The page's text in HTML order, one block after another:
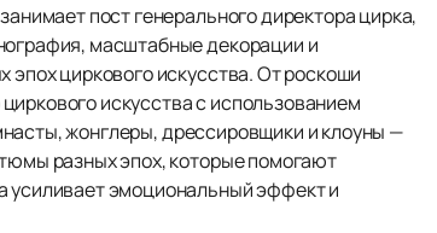
пост генерального директора цирка,
масштабные декорации и
циркового искусства. От роскоши
искусства с использованием
жонглеры, дрессировщики и клоуны —
разных эпох, которые помогают
усиливает эмоциональный эффект и